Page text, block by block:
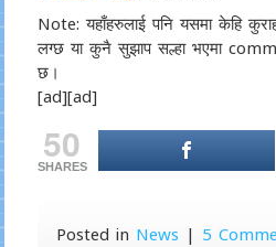
Note: यहाँहरुलाई पनि यसमा केहि
लग्छ या कुनै सुझाप सल्हा भएमा
छ।
[ad][ad]
50
SHARES
Posted in News | 5